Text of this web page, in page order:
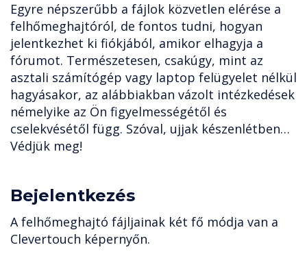
Egyre népszerűbb a fájlok közvetlen elérése a
felhőmeghajtóról, de fontos tudni, hogyan
jelentkezhet ki fiókjából, amikor elhagyja a
fórumot. Természetesen, csakúgy, mint az
asztali számítógép vagy laptop felügyelet nélkül
hagyásakor, az alábbiakban vázolt intézkedések
némelyike az Ön figyelmességétől és
cselekvésétől függ. Szóval, ujjak készenlétben…
Védjük meg!
Bejelentkezés
A felhőmeghajtó fájljainak két fő módja van a
Clevertouch képernyőn.